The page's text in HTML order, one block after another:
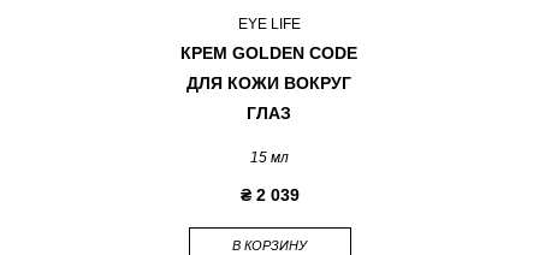
EYE LIFE
КРЕМ GOLDEN CODE
ДЛЯ КОЖИ ВОКРУГ
ГЛАЗ
15 мл
₴ 2 039
В КОРЗИНУ